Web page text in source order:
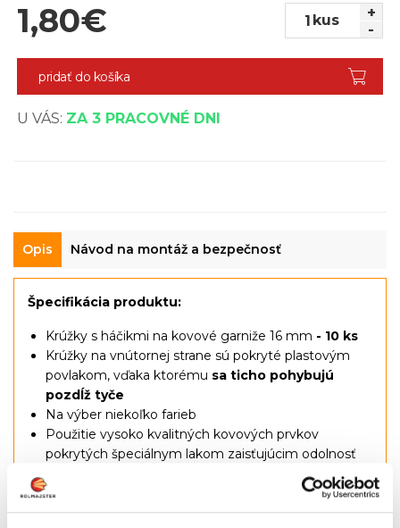
1,80€ kus
+
-
pridať do košíka
U VÁS: ZA 3 PRACOVNÉ DNI
Opis Návod na montáž a bezpečnosť
Špecifikácia produktu:
Krúžky s háčikmi na kovové garniže 16 mm - 10 ks
Krúžky na vnútornej strane sú pokryté plastovým
povlakom, vďaka ktorému sa ticho pohybujú
pozdĺž tyče
Na výber niekoľko farieb
Použitie vysoko kvalitných kovových prvkov
pokrytých špeciálnym lakom zaisťujúcim odolnosť